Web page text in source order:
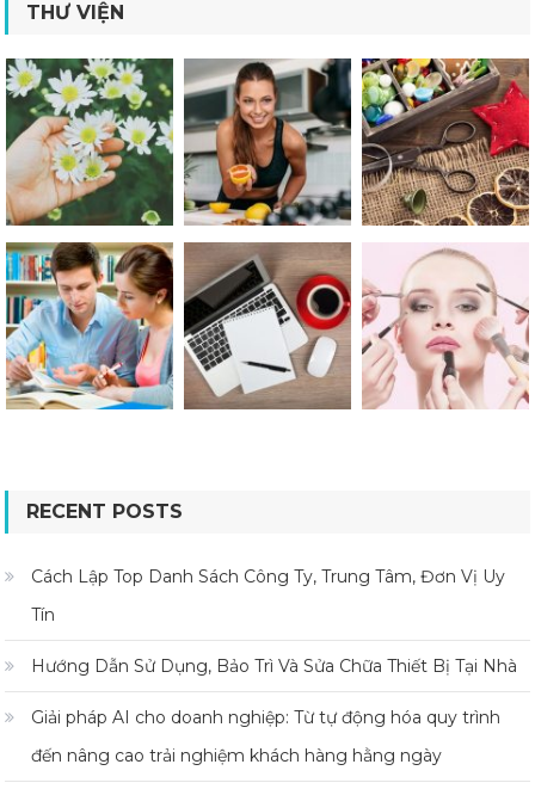
THƯ VIỆN
RECENT POSTS
Cách Lập Top Danh Sách Công Ty, Trung Tâm, Đơn Vị Uy
Tín
Hướng Dẫn Sử Dụng, Bảo Trì Và Sửa Chữa Thiết Bị Tại Nhà
Giải pháp AI cho doanh nghiệp: Từ tự động hóa quy trình
đến nâng cao trải nghiệm khách hàng hằng ngày